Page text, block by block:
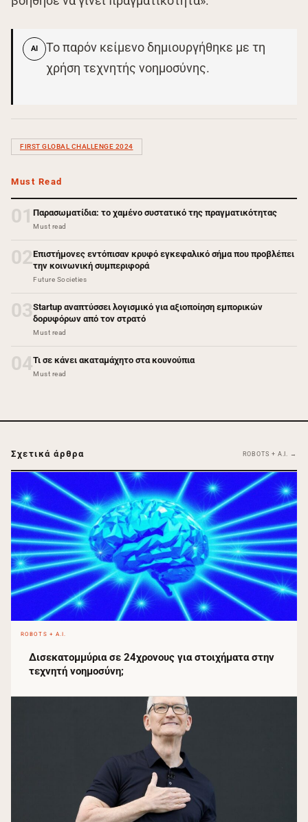
AI
Το παρόν κείμενο δημιουργήθηκε με τη
χρήση τεχνητής νοημοσύνης.
FIRST GLOBAL CHALLENGE 2024
Must Read
01 Παρασωματίδια: το χαμένο συστατικό της πραγματικότητας
Must read
02Επιστήμονες εντόπισαν κρυφό εγκεφαλικό σήμα που προβλέπει
την κοινωνική συμπεριφορά
Future Societies
03Startup αναπτύσσει λογισμικό για αξιοποίηση εμπορικών
δορυφόρων από τον στρατό
Must read
04Τι σε κάνει ακαταμάχητο στα κουνούπια
Must read
Σχετικά άρθρα ROBOTS + A.I. →
ROBOTS + A.I.
Δισεκατομμύρια σε 24χρονους για στοιχήματα στην
τεχνητή νοημοσύνη;